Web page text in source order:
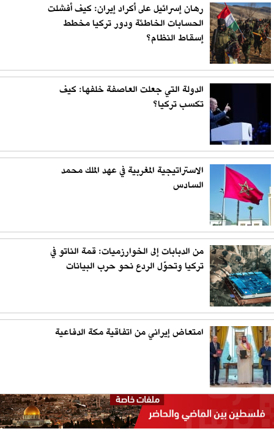
رهان إسرائيل على أكراد إيران: كيف أفشلت
الحسابات الخاطئة ودور تركيا مخطط
إسقاط النظام؟
الدولة التي جعلت العاصفة خلفها: كيف
تكسب تركيا؟
الاستراتيجية المغربية في عهد الملك محمد
السادس
من الدبابات إلى الخوارزميات: قمة الناتو في
تركيا وتحوّل الردع نحو حرب البيانات
امتعاض إيراني من اتفاقية مكة الدفاعية